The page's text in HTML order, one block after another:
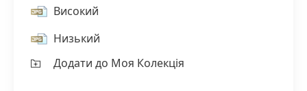
Високий
Низький
Додати до Моя Колекція